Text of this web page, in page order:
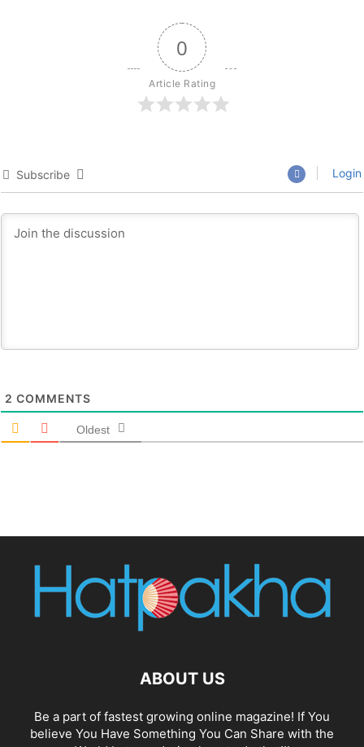
0
Article Rating
Subscribe Login
2 COMMENTS
Oldest
ABOUT US
Be a part of fastest growing online magazine! If You
believe You Have Something You Can Share with the